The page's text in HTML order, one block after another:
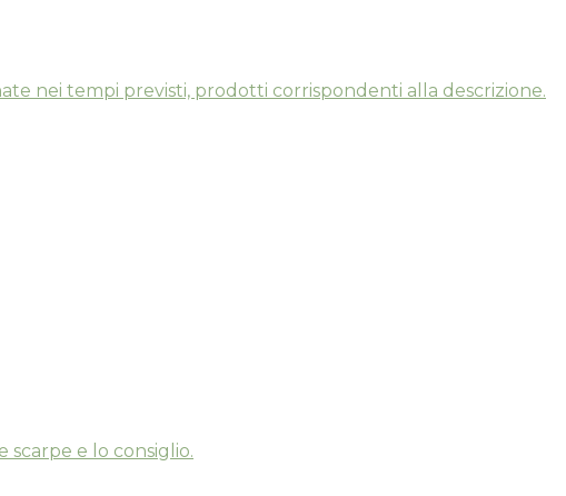
nei tempi previsti, prodotti corrispondenti alla descrizione.
e lo consiglio.